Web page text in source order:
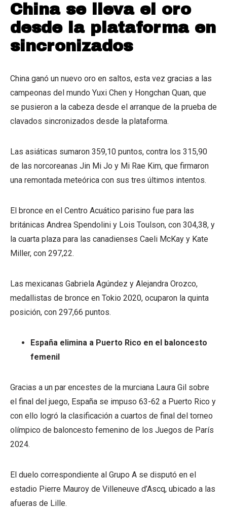
China se lleva el oro
desde la plataforma en
sincronizados
China ganó un nuevo oro en saltos, esta vez gracias a las
campeonas del mundo Yuxi Chen y Hongchan Quan, que
se pusieron a la cabeza desde el arranque de la prueba de
clavados sincronizados desde la plataforma.
Las asiáticas sumaron 359,10 puntos, contra los 315,90
de las norcoreanas Jin Mi Jo y Mi Rae Kim, que firmaron
una remontada meteórica con sus tres últimos intentos.
El bronce en el Centro Acuático parisino fue para las
británicas Andrea Spendolini y Lois Toulson, con 304,38, y
la cuarta plaza para las canadienses Caeli McKay y Kate
Miller, con 297,22.
Las mexicanas Gabriela Agúndez y Alejandra Orozco,
medallistas de bronce en Tokio 2020, ocuparon la quinta
posición, con 297,66 puntos.
España elimina a Puerto Rico en el baloncesto
femenil
Gracias a un par encestes de la murciana Laura Gil sobre
el final del juego, España se impuso 63-62 a Puerto Rico y
con ello logró la clasificación a cuartos de final del torneo
olímpico de baloncesto femenino de los Juegos de París
2024.
El duelo correspondiente al Grupo A se disputó en el
estadio Pierre Mauroy de Villeneuve d’Ascq, ubicado a las
afueras de Lille.